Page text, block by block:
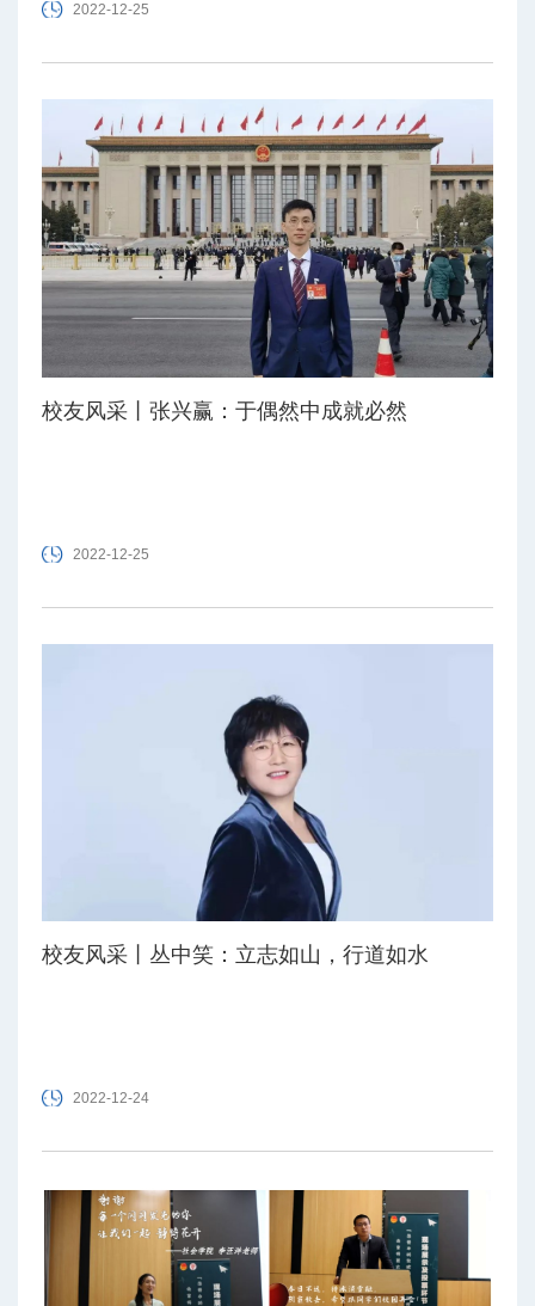
2022-12-25
校友风采丨张兴赢：于偶然中成就必然
2022-12-25
校友风采丨丛中笑：立志如山，行道如水
2022-12-24